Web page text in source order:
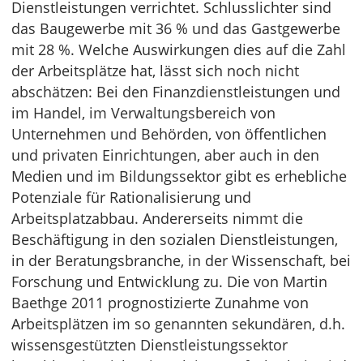
Dienstleistungen verrichtet. Schlusslichter sind
das Baugewerbe mit 36 % und das Gastgewerbe
mit 28 %. Welche Auswirkungen dies auf die Zahl
der Arbeitsplätze hat, lässt sich noch nicht
abschätzen: Bei den Finanzdienstleistungen und
im Handel, im Verwaltungsbereich von
Unternehmen und Behörden, von öffentlichen
und privaten Einrichtungen, aber auch in den
Medien und im Bildungssektor gibt es erhebliche
Potenziale für Rationalisierung und
Arbeitsplatzabbau. Andererseits nimmt die
Beschäftigung in den sozialen Dienstleistungen,
in der Beratungsbranche, in der Wissenschaft, bei
Forschung und Entwicklung zu. Die von Martin
Baethge 2011 prognostizierte Zunahme von
Arbeitsplätzen im so genannten sekundären, d.h.
wissensgestützten Dienstleistungssektor